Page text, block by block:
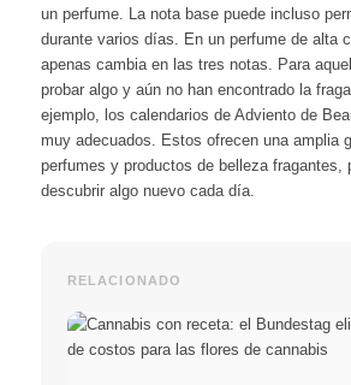
un perfume. La nota base puede incluso
durante varios días. En un perfume de alta
apenas cambia en las tres notas. Para
probar algo y aún no han encontrado la
ejemplo, los calendarios de Adviento de
muy adecuados. Estos ofrecen una amplia
perfumes y productos de belleza fragantes,
descubrir algo nuevo cada día.
RELACIONADO